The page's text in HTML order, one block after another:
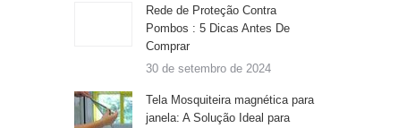
Rede de Proteção Contra
Pombos : 5 Dicas Antes De
Comprar
30 de setembro de 2024
Tela Mosquiteira magnética para
janela: A Solução Ideal para